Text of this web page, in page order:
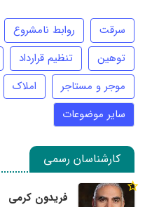
سرقت روابط نامشروع
توهین
تنظیم قرارداد
موجر و مستاجر
املاک
سایر موضوعات
کارشناسان رسمی
فریدون کرمی